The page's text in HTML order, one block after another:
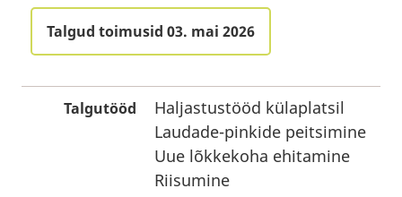
Talgud toimusid 03. mai 2026
Talgutööd
Haljastustööd külaplatsil
Laudade-pinkide peitsimine
Uue lõkkekoha ehitamine
Riisumine